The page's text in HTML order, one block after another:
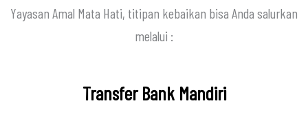
Yayasan Amal Mata Hati, titipan kebaikan bisa Anda salurkan
melalui :
Transfer Bank Mandiri